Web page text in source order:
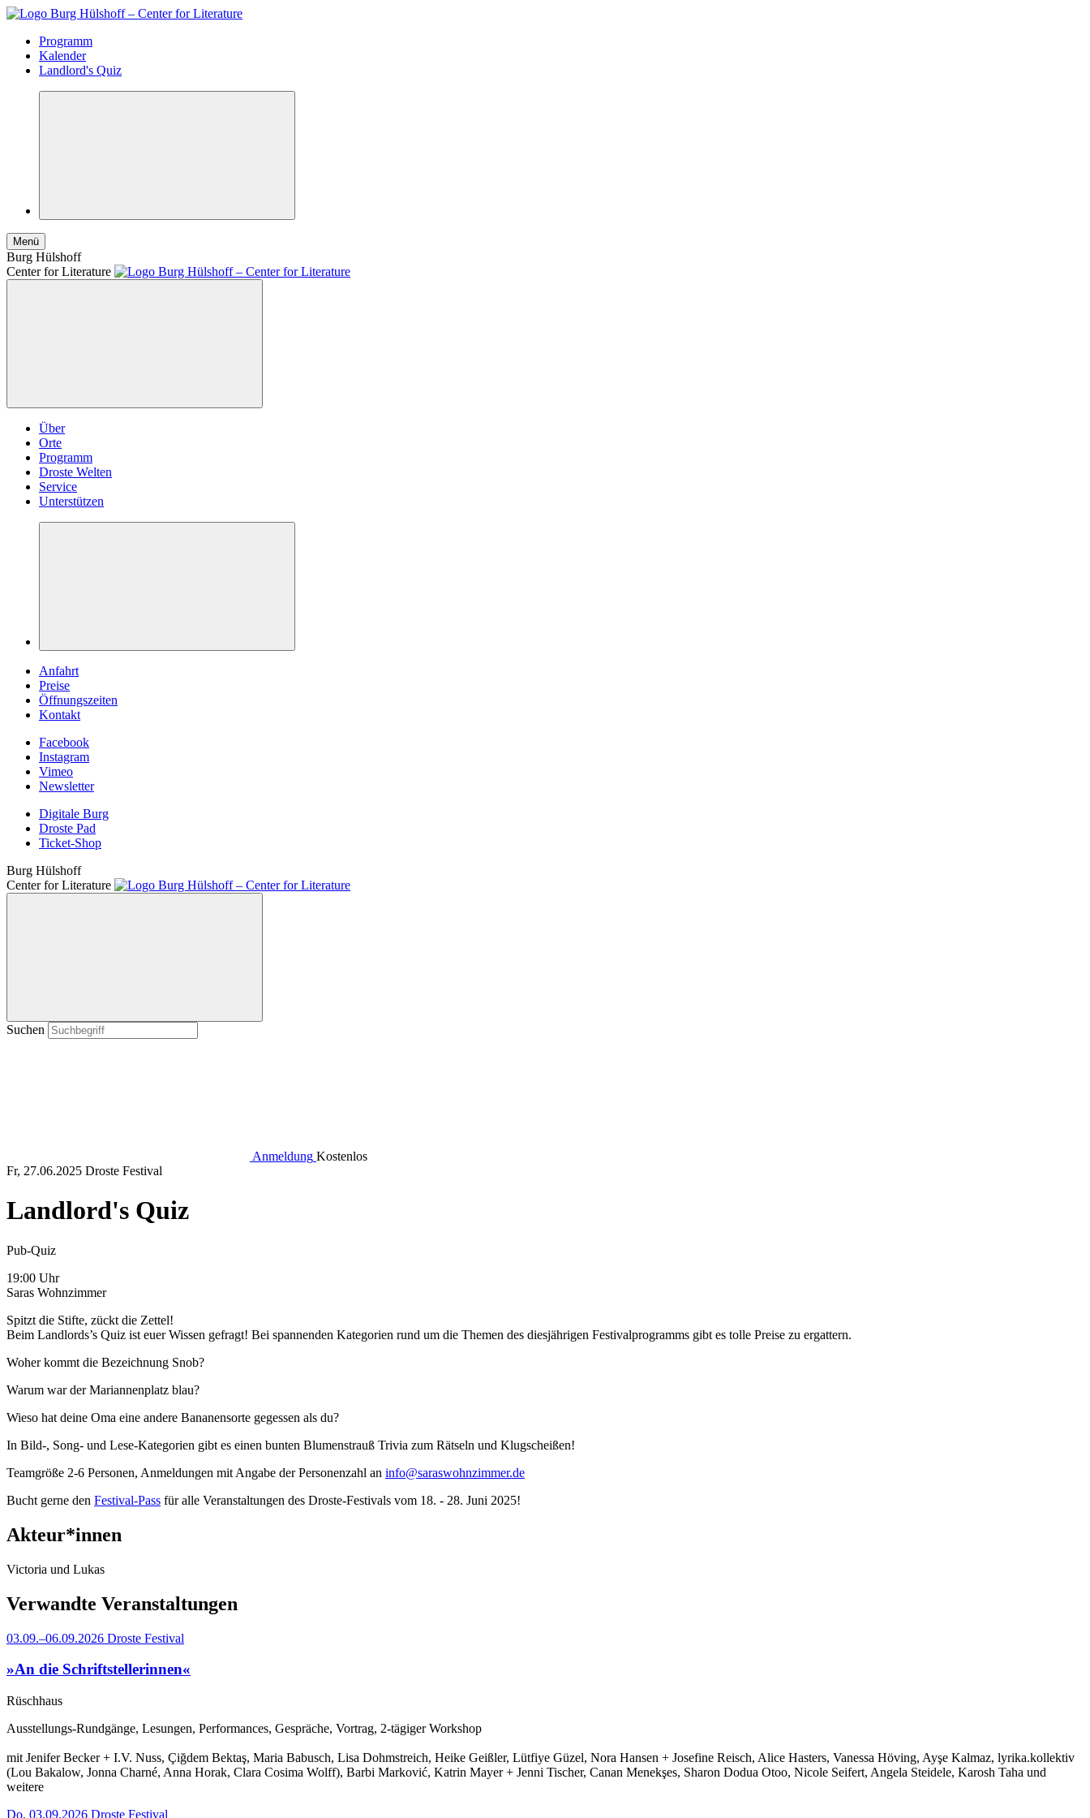
Programm
Kalender
Landlord's Quiz
Menü
Burg Hülshoff
Center for Literature
Über
Orte
Programm
Droste Welten
Service
Unterstützen
Anfahrt
Preise
Öffnungszeiten
Kontakt
Facebook
Instagram
Vimeo
Newsletter
Digitale Burg
Droste Pad
Ticket-Shop
Burg Hülshoff
Center for Literature
Suchen
Anmeldung Kostenlos
Fr, 27.06.2025 Droste Festival
Landlord's Quiz
Pub-Quiz
19:00 Uhr
Saras Wohnzimmer
Spitzt die Stifte, zückt die Zettel!
Beim Landlords’s Quiz ist euer Wissen gefragt! Bei spannenden Kategorien rund um die Themen des diesjährigen Festivalprogramms gibt es tolle Preise zu ergattern.
Woher kommt die Bezeichnung Snob?
Warum war der Mariannenplatz blau?
Wieso hat deine Oma eine andere Bananensorte gegessen als du?
In Bild-, Song- und Lese-Kategorien gibt es einen bunten Blumenstrauß Trivia zum Rätseln und Klugscheißen!
Teamgröße 2-6 Personen, Anmeldungen mit Angabe der Personenzahl an info@saraswohnzimmer.de
Bucht gerne den Festival-Pass für alle Veranstaltungen des Droste-Festivals vom 18. - 28. Juni 2025!
Akteur*innen
Victoria und Lukas
Verwandte Veranstaltungen
03.09.–06.09.2026 Droste Festival
»An die Schriftstellerinnen«
Rüschhaus
Ausstellungs-Rundgänge, Lesungen, Performances, Gespräche, Vortrag, 2-tägiger Workshop
mit Jenifer Becker + I.V. Nuss, Çiğdem Bektaş, Maria Babusch, Lisa Dohmstreich, Heike Geißler, Lütfiye Güzel, Nora Hansen + Josefine Reisch, Alice Hasters, Vanessa Höving, Ayşe Kalmaz, lyrika.kollektiv
(Lou Bakalow, Jonna Charné, Anna Horak, Clara Cosima Wolff), Barbi Marković, Katrin Mayer + Jenni Tischer, Canan Menekşes, Sharon Dodua Otoo, Nicole Seifert, Angela Steidele, Karosh Taha und
weitere
Do, 03.09.2026 Droste Festival